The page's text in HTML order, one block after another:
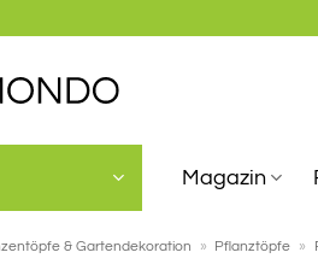
Magazin
& Gartendekoration » Pflanztöpfe »